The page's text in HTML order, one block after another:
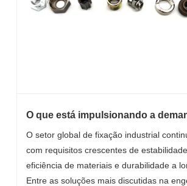
O que está impulsionando a
indústria?
O setor global de fixação industrial
com requisitos crescentes de
eficiência de materiais e durabilidade a
Entre as soluções mais discutidas na